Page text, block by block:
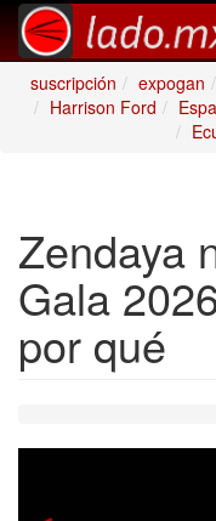
suscripción
expogan
Harrison Ford
Zendaya
Gala
por qué